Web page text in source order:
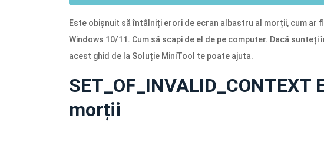
Este obișnuit să întâlniți erori de ecran albastru al morții, cum ar fi
Windows 10/11. Cum să scapi de el de pe computer. Dacă
acest ghid de la Soluție MiniTool te poate ajuta.
morții